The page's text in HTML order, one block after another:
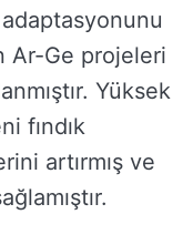
Ar-Ge projeleri
Yüksek
fındık
artırmış ve